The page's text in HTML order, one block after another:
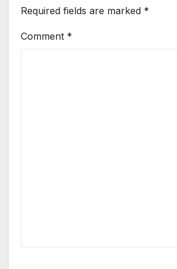
Required fields are marked *
Comment *